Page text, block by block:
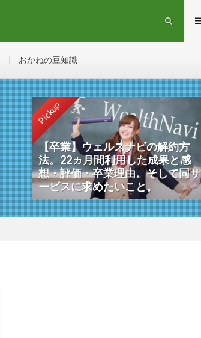
おかねの豆知識
Pickup
【卒業】ウェルスナビの解約方
法。22ヵ月間利用した成果と感
想・評価・卒業理由。そして同サ
ービスに求めたいこと。